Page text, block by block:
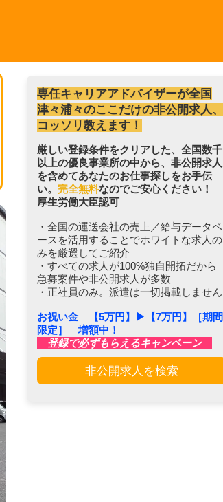
専任キャリアアドバイザーが全国
津々浦々のここだけの非公開求人、
コッソリ教えます！
厳しい登録条件をクリアした、全国数千
以上の優良事業所の中から、非公開求人
を含めてあなたのお仕事探しをお手伝
い。 完全無料なのでご安心ください！
厚生労働大臣認可
・全国の運送会社の売上／給与データベ
ースを活用することでホワイトな求人の
みを厳選してご紹介
・すべての求人が100%独自開拓だから
急募案件や非公開求人が多数
・正社員のみ。派遣は一切掲載しません
お祝い金 【5万円】▶︎【7万円】［期間
限定］ 増額中！
登録で必ずもらえるキャンペーン
非公開求人を検索